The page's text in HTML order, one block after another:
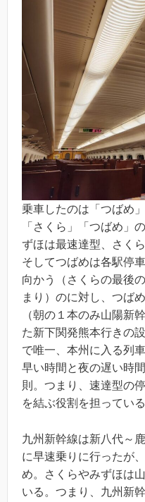
乗車したのは「つばめ
「さくら」「つばめ」
ずほは最速達型、さく
そしてつばめは各駅停
向かう（さくらの最後
まり）のに対し、つば
（朝の１本のみ山陽新
た新下関発熊本行きの
で唯一、本州に入る列
早い時間と夜の遅い時
則。つまり、速達型の
を結ぶ役割を担っている
九州新幹線は新八代～
に早速乗りに行ったが
め。さくらやみずほは
いる。つまり、九州新